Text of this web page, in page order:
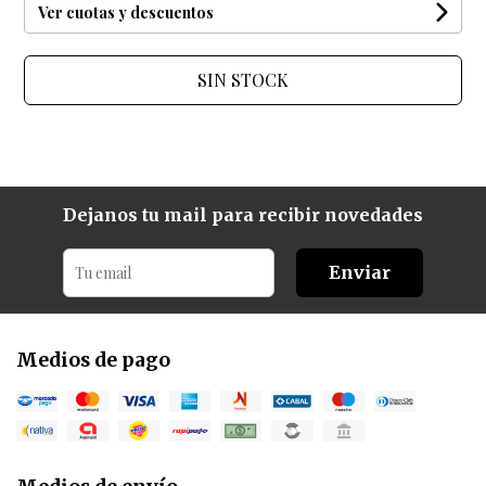
Ver cuotas y descuentos
SIN STOCK
Dejanos tu mail para recibir novedades
Enviar
Medios de pago